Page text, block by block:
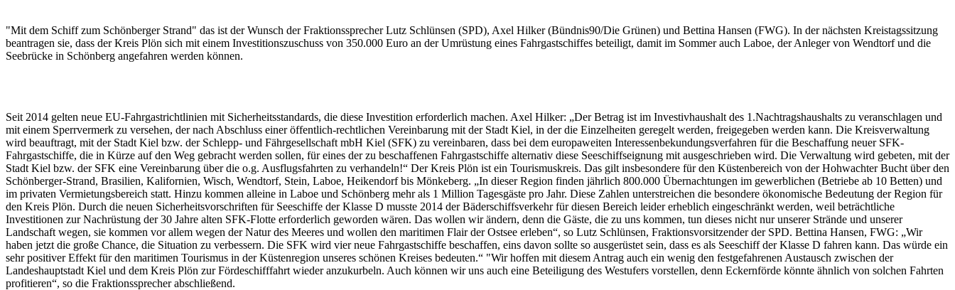
"Mit dem Schiff zum Schönberger Strand" das ist der Wunsch der Fraktionssprecher Lutz Schlünsen (SPD), Axel Hilker (Bündnis90/Die Grünen) und Bettina Hansen (FWG). In der nächsten Kreistagssitzung
beantragen sie, dass der Kreis Plön sich mit einem Investitionszuschuss von 350.000 Euro an der Umrüstung eines Fahrgastschiffes beteiligt, damit im Sommer auch Laboe, der Anleger von Wendtorf und die
Seebrücke in Schönberg angefahren werden können.
Seit 2014 gelten neue EU-Fahrgastrichtlinien mit Sicherheitsstandards, die diese Investition erforderlich machen. Axel Hilker: „Der Betrag ist im Investivhaushalt des 1.Nachtragshaushalts zu veranschlagen und
mit einem Sperrvermerk zu versehen, der nach Abschluss einer öffentlich-rechtlichen Vereinbarung mit der Stadt Kiel, in der die Einzelheiten geregelt werden, freigegeben werden kann. Die Kreisverwaltung
wird beauftragt, mit der Stadt Kiel bzw. der Schlepp- und Fährgesellschaft mbH Kiel (SFK) zu vereinbaren, dass bei dem europaweiten Interessenbekundungsverfahren für die Beschaffung neuer SFK-
Fahrgastschiffe, die in Kürze auf den Weg gebracht werden sollen, für eines der zu beschaffenen Fahrgastschiffe alternativ diese Seeschiffseignung mit ausgeschrieben wird. Die Verwaltung wird gebeten, mit der
Stadt Kiel bzw. der SFK eine Vereinbarung über die o.g. Ausflugsfahrten zu verhandeln!“ Der Kreis Plön ist ein Tourismuskreis. Das gilt insbesondere für den Küstenbereich von der Hohwachter Bucht über den
Schönberger-Strand, Brasilien, Kalifornien, Wisch, Wendtorf, Stein, Laboe, Heikendorf bis Mönkeberg. „In dieser Region finden jährlich 800.000 Übernachtungen im gewerblichen (Betriebe ab 10 Betten) und
im privaten Vermietungsbereich statt. Hinzu kommen alleine in Laboe und Schönberg mehr als 1 Million Tagesgäste pro Jahr. Diese Zahlen unterstreichen die besondere ökonomische Bedeutung der Region für
den Kreis Plön. Durch die neuen Sicherheitsvorschriften für Seeschiffe der Klasse D musste 2014 der Bäderschiffsverkehr für diesen Bereich leider erheblich eingeschränkt werden, weil beträchtliche
Investitionen zur Nachrüstung der 30 Jahre alten SFK-Flotte erforderlich geworden wären. Das wollen wir ändern, denn die Gäste, die zu uns kommen, tun dieses nicht nur unserer Strände und unserer
Landschaft wegen, sie kommen vor allem wegen der Natur des Meeres und wollen den maritimen Flair der Ostsee erleben“, so Lutz Schlünsen, Fraktionsvorsitzender der SPD. Bettina Hansen, FWG: „Wir
haben jetzt die große Chance, die Situation zu verbessern. Die SFK wird vier neue Fahrgastschiffe beschaffen, eins davon sollte so ausgerüstet sein, dass es als Seeschiff der Klasse D fahren kann. Das würde ein
sehr positiver Effekt für den maritimen Tourismus in der Küstenregion unseres schönen Kreises bedeuten.“ "Wir hoffen mit diesem Antrag auch ein wenig den festgefahrenen Austausch zwischen der
Landeshauptstadt Kiel und dem Kreis Plön zur Fördeschifffahrt wieder anzukurbeln. Auch können wir uns auch eine Beteiligung des Westufers vorstellen, denn Eckernförde könnte ähnlich von solchen Fahrten
profitieren“, so die Fraktionssprecher abschließend.